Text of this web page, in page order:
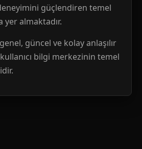
güçlendiren temel
yer almaktadır.
güncel ve kolay anlaşılır
bilgi merkezinin temel